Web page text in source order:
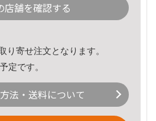
店舗を確認する
り寄せ注文となります。
定です。
法・送料について